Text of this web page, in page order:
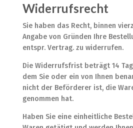
Widerrufsrecht
Sie haben das Recht, binnen
Angabe von Gründen Ihre
entspr. Vertrag. zu widerrufen.
Die Widerrufsfrist beträgt 14
dem Sie oder ein von Ihnen
nicht der Beförderer ist, die
genommen hat.
Haben Sie eine einheitliche